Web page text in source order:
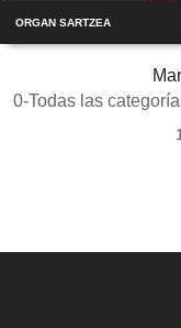
ORGAN SARTZEA
0-Todas las